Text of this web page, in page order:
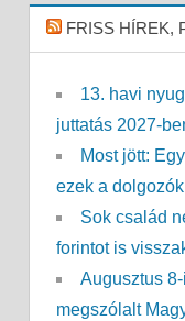
FRISS HÍREK,
13. havi
juttatás 2027-
Most jött:
ezek a dolgozók
Sok család
forintot is
Augusztus
megszólalt